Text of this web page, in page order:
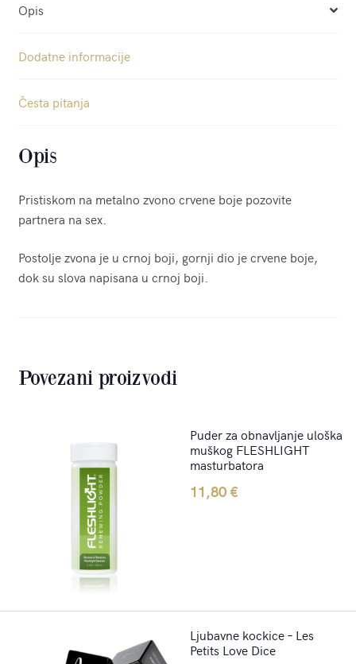
Opis
Dodatne informacije
Česta pitanja
Opis
Pristiskom na metalno zvono crvene boje pozovite
partnera na sex.
Postolje zvona je u crnoj boji, gornji dio je crvene boje,
dok su slova napisana u crnoj boji.
Povezani proizvodi
Puder za obnavljanje uloška
muškog FLESHLIGHT
masturbatora
11,80€
Ljubavne kockice – Les
Petits Love Dice